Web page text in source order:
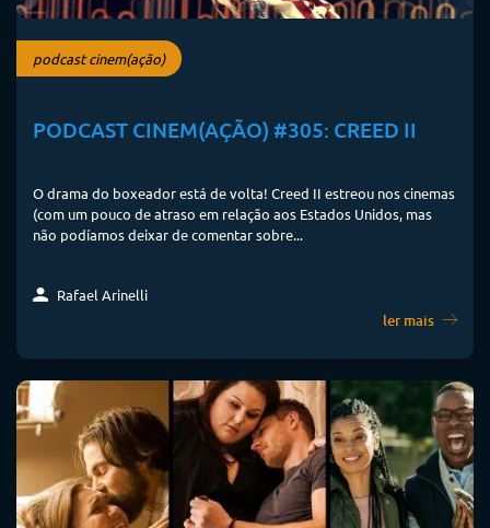
podcast cinem(ação)
PODCAST CINEM(AÇÃO) #305: CREED II
O drama do boxeador está de volta! Creed II estreou nos cinemas
(com um pouco de atraso em relação aos Estados Unidos, mas
não podíamos deixar de comentar sobre...
Rafael Arinelli
ler mais